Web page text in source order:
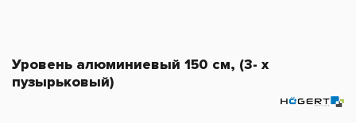
Уровень алюминиевый 150 см, (3- х
пузырьковый)